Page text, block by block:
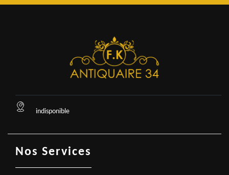
indisponible
Nos Services